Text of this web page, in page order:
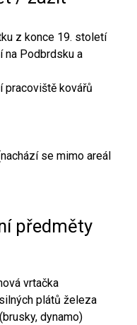
z konce 19. století
na Podbrdsku a
pracoviště kovářů
se mimo areál
předměty
vrtačka
plátů železa
dynamo)